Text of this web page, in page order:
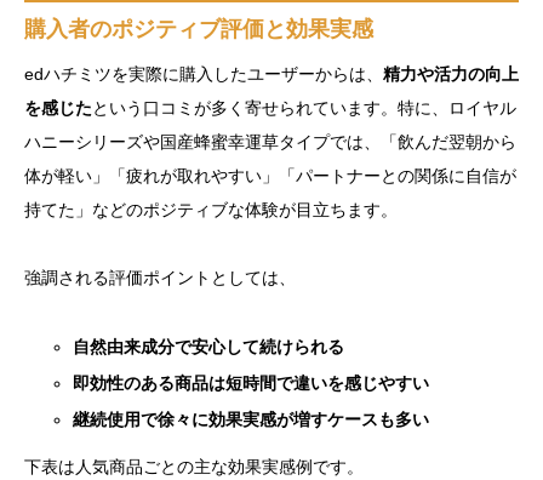
購入者のポジティブ評価と効果実感
edハチミツを実際に購入したユーザーからは、 精力や活力の向上
を感じたという口コミが多く寄せられています。特に、ロイヤル
ハニーシリーズや国産蜂蜜幸運草タイプでは、「飲んだ翌朝から
体が軽い」「疲れが取れやすい」「パートナーとの関係に自信が
持てた」などのポジティブな体験が目立ちます。
強調される評価ポイントとしては、
自然由来成分で安心して続けられる
即効性のある商品は短時間で違いを感じやすい
継続使用で徐々に効果実感が増すケースも多い
下表は人気商品ごとの主な効果実感例です。